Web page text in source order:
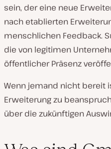
sein, der eine neue
nach etablierten
menschlichen Feedback.
die von legitimen
öffentlicher Präsenz
Wenn jemand nicht bereit
Erweiterung zu
über die zukünftigen